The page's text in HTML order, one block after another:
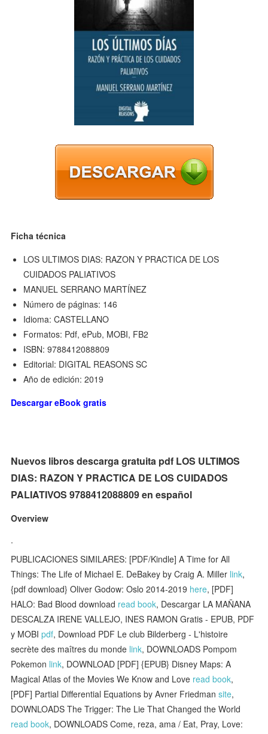
Ficha técnica
LOS ULTIMOS DIAS: RAZON Y PRACTICA DE LOS
CUIDADOS PALIATIVOS
MANUEL SERRANO MARTÍNEZ
Número de páginas: 146
Idioma: CASTELLANO
Formatos: Pdf, ePub, MOBI, FB2
ISBN: 9788412088809
Editorial: DIGITAL REASONS SC
Año de edición: 2019
Descargar eBook gratis
Nuevos libros descarga gratuita pdf LOS ULTIMOS
DIAS: RAZON Y PRACTICA DE LOS CUIDADOS
PALIATIVOS 9788412088809 en español
Overview
.
PUBLICACIONES SIMILARES: [PDF/Kindle] A Time for All
Things: The Life of Michael E. DeBakey by Craig A. Miller link,
{pdf download} Oliver Godow: Oslo 2014-2019 here, [PDF]
HALO: Bad Blood download read book, Descargar LA MAÑANA
DESCALZA IRENE VALLEJO, INES RAMON Gratis - EPUB, PDF
y MOBIpdf, Download PDF Le club Bilderberg - L'histoire
secrète des maîtres du monde link, DOWNLOADS Pompom
Pokemon link, DOWNLOAD [PDF] {EPUB} Disney Maps: A
Magical Atlas of the Movies We Know and Love read book,
[PDF] Partial Differential Equations by Avner Friedmansite,
DOWNLOADS The Trigger: The Lie That Changed the World
read book, DOWNLOADS Come, reza, ama / Eat, Pray, Love: